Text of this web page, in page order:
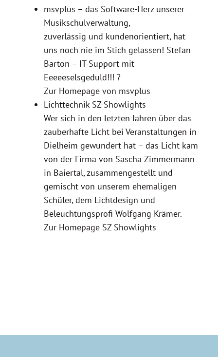
msvplus – das Software-Herz unserer
Musikschulverwaltung,
zuverlässig und kundenorientiert, hat
uns noch nie im Stich gelassen! Stefan
Barton – IT-Support mit
Eeeeeselsgeduld!!! ?
Zur Homepage von msvplus
Lichttechnik SZ-Showlights
Wer sich in den letzten Jahren über das
zauberhafte Licht bei Veranstaltungen in
Dielheim gewundert hat – das Licht kam
von der Firma von Sascha Zimmermann
in Baiertal, zusammengestellt und
gemischt von unserem ehemaligen
Schüler, dem Lichtdesign und
Beleuchtungsprofi Wolfgang Krämer.
Zur Homepage SZ Showlights